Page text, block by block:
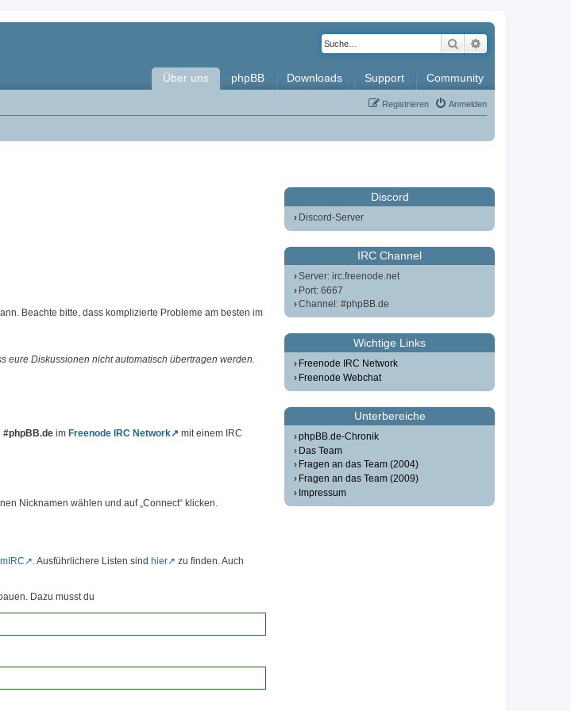
Suche
Über uns phpBB Downloads Support Community
Anmelden
Registrieren
Beachte bitte, dass komplizierte Probleme am besten im
eure Diskussionen nicht automatisch übertragen werden.
#phpBB.de im Freenode IRC Network
mit einem IRC
Nicknamen wählen und auf „Connect“ klicken.
mIRC . Ausführlichere Listen sind hier
zu finden. Auch
Dazu musst du
Discord
Discord-Server
IRC Channel
Server: irc.freenode.net
Port: 6667
Channel: #phpBB.de
Wichtige Links
Freenode IRC Network
Freenode Webchat
Unterbereiche
phpBB.de-Chronik
Das Team
Fragen an das Team (2004)
Fragen an das Team (2009)
Impressum